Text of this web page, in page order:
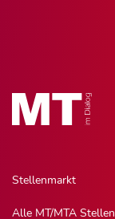
Stellenmarkt
Alle MT/MTA Stellen